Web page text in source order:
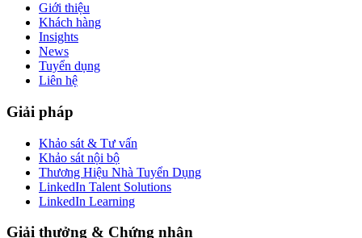
Giới thiệu
Khách hàng
Insights
News
Tuyển dụng
Liên hệ
Giải pháp
Khảo sát & Tư vấn
Khảo sát nội bộ
Thương Hiệu Nhà Tuyển Dụng
LinkedIn Talent Solutions
LinkedIn Learning
Giải thưởng & Chứng nhận